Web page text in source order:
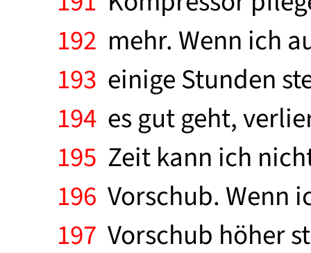
192 mehr. Wenn ich
193 einige Stunden
194 es gut geht,
195 Zeit kann ich
196 Vorschub. Wenn
197 Vorschub höher